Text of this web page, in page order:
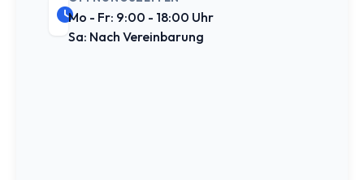
Mo - Fr: 9:00 - 18:00 Uhr
Sa: Nach Vereinbarung